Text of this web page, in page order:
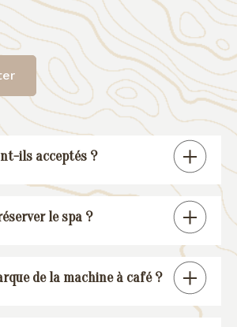
ils acceptés ?
sont « pet friendly », à
suite spa.
le spa ?
une session spa (voir
de la machine à café ?